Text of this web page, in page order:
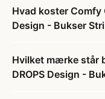
Hvad koster Comfy
Design - Bukser
Hvilket mærke står
DROPS Design -